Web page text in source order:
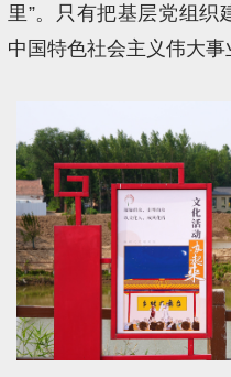
里”。只有把基层党组织
中国特色社会主义伟大事